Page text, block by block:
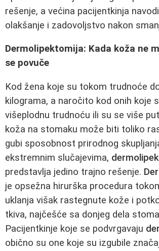
rešenje, a većina pacijentkinja
olakšanje i zadovoljstvo nakon
Dermolipektomija: Kada koža ne
se povuče
Kod žena koje su tokom trudnoće
kilograma, a naročito kod onih koje
višeplodnu trudnoću ili su se više
koža na stomaku može biti toliko
gubi sposobnost prirodnog
ekstremnim slučajevima,
predstavlja jedino trajno rešenje.
je opsežna hirurška procedura
uklanja višak rastegnute kože i
tkiva, najčešće sa donjeg dela
Pacijentkinje koje se podvrgavaju
obično su one koje su izgubile